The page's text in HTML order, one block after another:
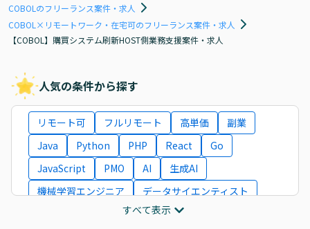
COBOLのフリーランス案件・求人
COBOL×リモートワーク・在宅可のフリーランス案件・求人
【COBOL】購買システム刷新HOST側業務支援案件・求人
人気の条件から探す
リモート可 フルリモート 高単価
副業
Java
Python PHP React
Go
JavaScript
PMO AI
生成AI
機械学習エンジニア
データサイエンティスト
ITコンサルタント
すべて表示